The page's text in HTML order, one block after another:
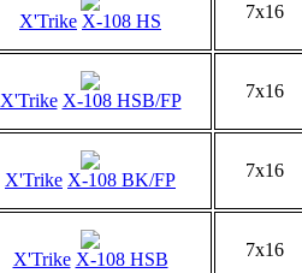
X'Trike X-108 HS 7x16
X'Trike X-108 HSB/FP 7x16
X'Trike X-108 BK/FP 7x16
X'Trike X-108 HSB 7x16